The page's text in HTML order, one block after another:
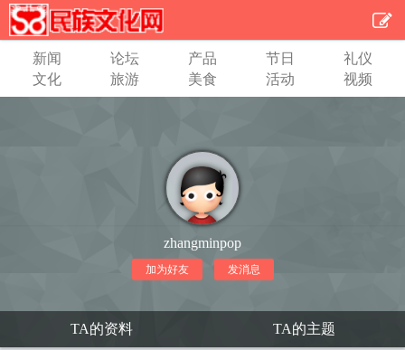
新闻 论坛 产品 节日
礼仪
文化
旅游 美食 活动 视频
zhangminpop
加为好友 发消息
TA的资料 TA的主题